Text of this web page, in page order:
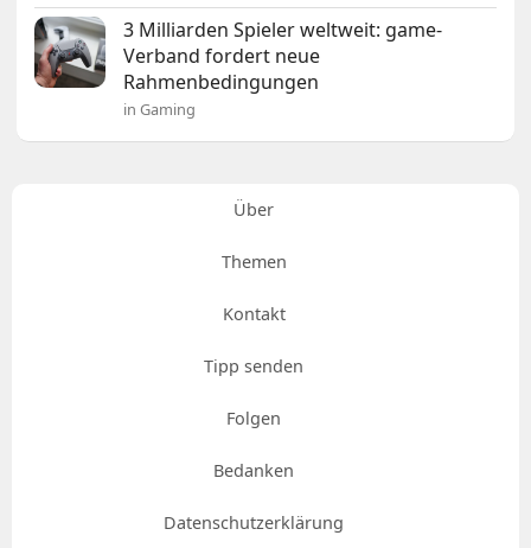
3 Milliarden Spieler weltweit: game-
Verband fordert neue
Rahmenbedingungen
in Gaming
Über
Themen
Kontakt
Tipp senden
Folgen
Bedanken
Datenschutzerklärung